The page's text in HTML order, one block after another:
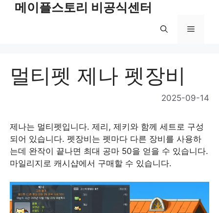
Skip메이플스토리 비공식센터
Menu
멀티펫 제나 펫장비
2025-09-14
제나는 멀티펫입니다. 제리, 제키와 함께 세트로 구성
되어 있습니다. 펫장비는 펫마다 다른 장비를 사용하
는데 완작이 끝나면 최대 공마 50을 얻을 수 있습니다.
마일리지로 캐시샵에서 구매할 수 있습니다.